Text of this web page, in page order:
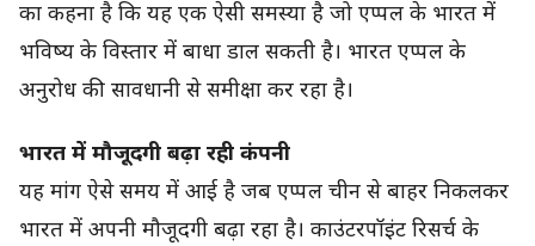
का कहना है कि यह एक ऐसी समस्या है जो एप्पल के भारत में
भविष्य के विस्तार में बाधा डाल सकती है। भारत एप्पल के
अनुरोध की सावधानी से समीक्षा कर रहा है।
भारत में मौजूदगी बढ़ा रही कंपनी
यह मांग ऐसे समय में आई है जब एप्पल चीन से बाहर निकलकर
भारत में अपनी मौजूदगी बढ़ा रहा है। काउंटरपॉइंट रिसर्च के